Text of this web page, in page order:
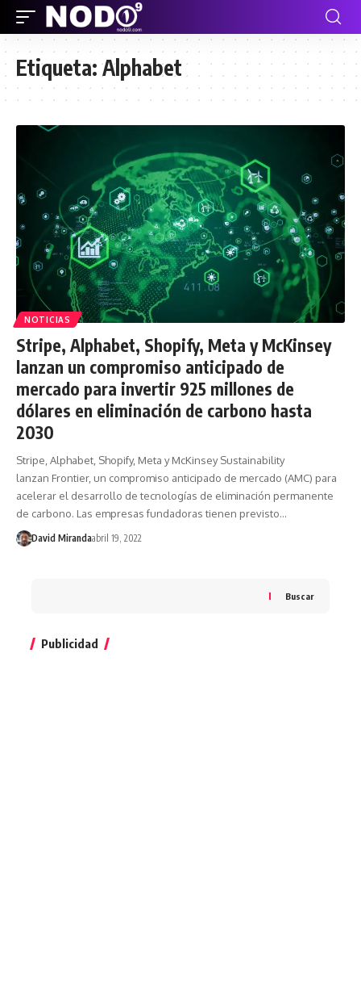
Etiqueta:Alphabet
NOTICIAS
Stripe, Alphabet, Shopify, Meta y McKinsey
lanzan un compromiso anticipado de
mercado para invertir 925 millones de
dólares en eliminación de carbono hasta
2030
Stripe, Alphabet, Shopify, Meta y McKinsey Sustainability
lanzan Frontier, un compromiso anticipado de mercado (AMC) para
acelerar el desarrollo de tecnologías de eliminación permanente
de carbono. Las empresas fundadoras tienen previsto…
David Mirandaabril 19, 2022
Buscar
Publicidad